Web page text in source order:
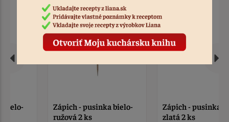
Zápich - pusinka bielo-
ružová 2 ks
Zápich - pusinka bielo-